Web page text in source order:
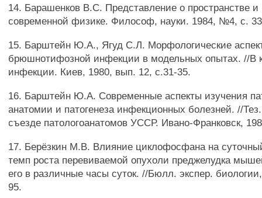
14. Барашенков B.C. Представление о пространстве
современной физике. Философ, науки. 1984, №4, с.
15. Барштейн Ю.А., Ягуд С.Л. Морфологические
брюшнотифозной инфекции в модельных опытах. //В
инфекции. Киев, 1980, вып. 12, с.31-35.
16. Барштейн Ю.А. Современные аспекты изучения
анатомии и патогенеза инфекционных болезней. //
съезде патологоанатомов УССР. Ивано-Франковск,
17. Берёзкин М.В. Влияние циклофосфана на
темп роста перевиваемой опухоли преджелудка
его в различные часы суток. //Бюлл. экспер.
95.